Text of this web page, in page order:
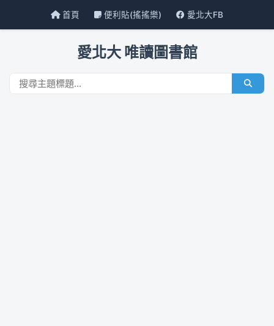
首頁 便利貼(搖搖樂) 愛北大FB
愛北大 唯讀圖書館